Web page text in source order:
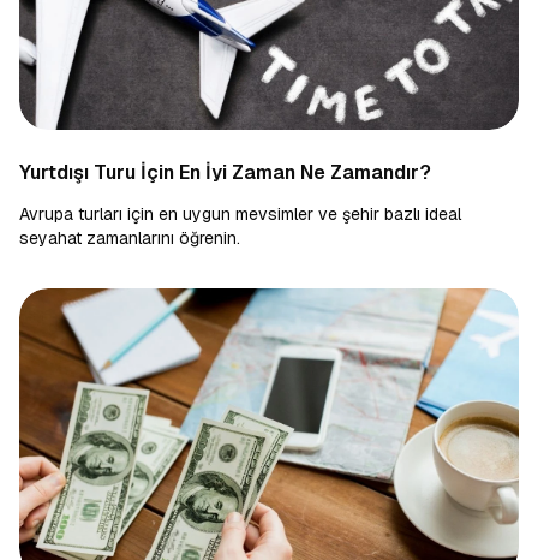
Yurtdışı Turu İçin En İyi Zaman Ne Zamandır?
Avrupa turları için en uygun mevsimler ve şehir bazlı ideal
seyahat zamanlarını öğrenin.